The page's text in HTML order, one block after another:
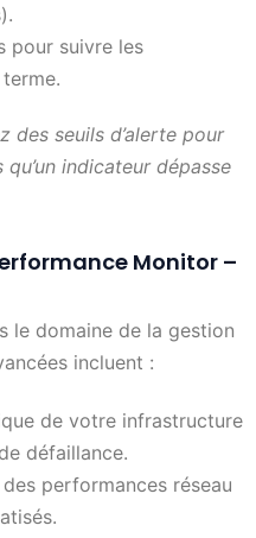
pour suivre les
des seuils d’alerte pour
indicateur dépasse
Monitor –
le domaine de la gestion
incluent :
de votre infrastructure
défaillance.
performances réseau